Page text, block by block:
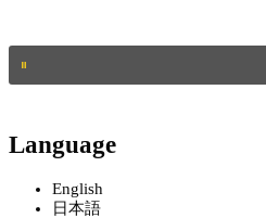
Language
English
日本語